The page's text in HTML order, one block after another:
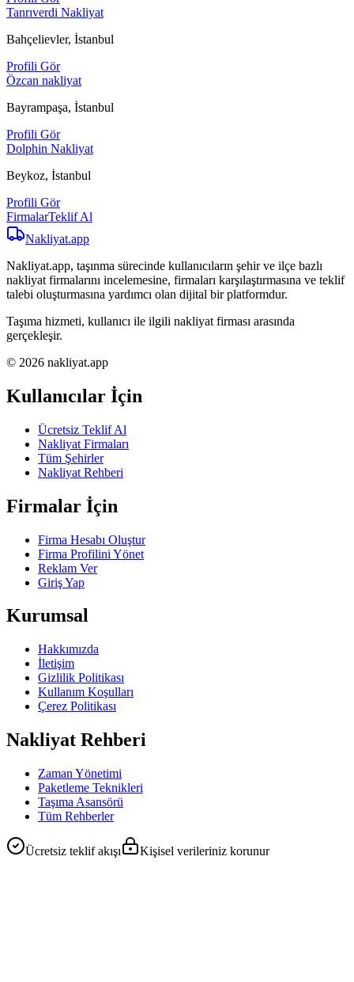
Tanrıverdi Nakliyat
Bahçelievler, İstanbul
Profili Gör
Özcan nakliyat
Bayrampaşa, İstanbul
Profili Gör
Dolphin Nakliyat
Beykoz, İstanbul
Profili Gör
FirmalarTeklif Al
Nakliyat.app
Nakliyat.app, taşınma sürecinde kullanıcıların şehir ve ilçe bazlı
nakliyat firmalarını incelemesine, firmaları karşılaştırmasına ve teklif
talebi oluşturmasına yardımcı olan dijital bir platformdur.
Taşıma hizmeti, kullanıcı ile ilgili nakliyat firması arasında
gerçekleşir.
© 2026 nakliyat.app
Kullanıcılar İçin
Ücretsiz Teklif Al
Nakliyat Firmaları
Tüm Şehirler
Nakliyat Rehberi
Firmalar İçin
Firma Hesabı Oluştur
Firma Profilini Yönet
Reklam Ver
Giriş Yap
Kurumsal
Hakkımızda
İletişim
Gizlilik Politikası
Kullanım Koşulları
Çerez Politikası
Nakliyat Rehberi
Zaman Yönetimi
Paketleme Teknikleri
Taşıma Asansörü
Tüm Rehberler
Ücretsiz teklif akışı Kişisel verileriniz korunur